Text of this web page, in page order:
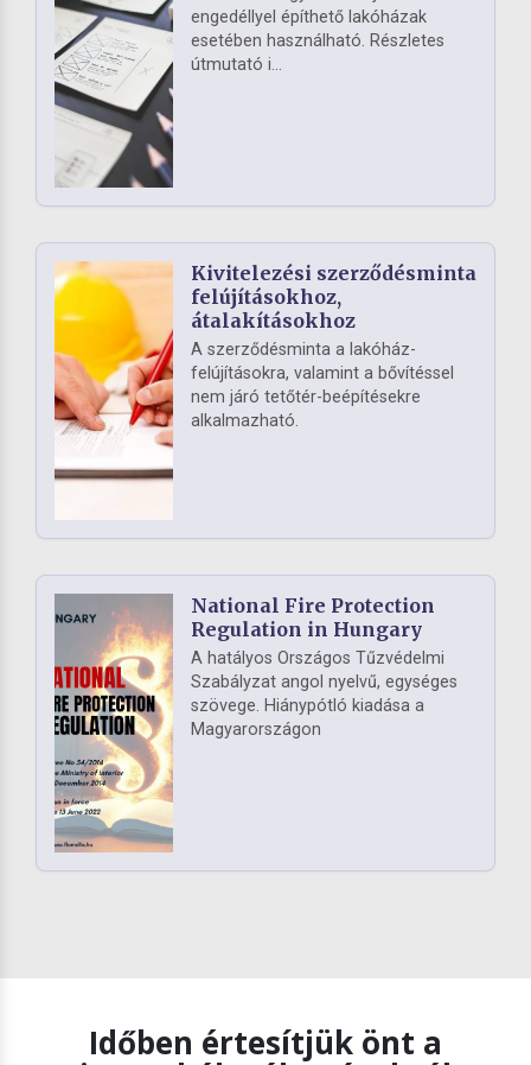
engedéllyel építhető lakóházak
esetében használható. Részletes
útmutató i...
Kivitelezési szerződésminta
felújításokhoz,
átalakításokhoz
A szerződésminta a lakóház-
felújításokra, valamint a bővítéssel
nem járó tetőtér-beépítésekre
alkalmazható.
National Fire Protection
Regulation in Hungary
A hatályos Országos Tűzvédelmi
Szabályzat angol nyelvű, egységes
szövege. Hiánypótló kiadása a
Magyarországon
Időben értesítjük önt a